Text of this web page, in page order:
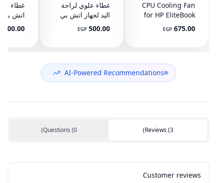
CPU Cooling Fan
for HP EliteBook
745 G3 G4, 840
G3 G4, 848 G3
DC05V 0.50A
675.00
EGP
غطاء علوي لراحة
اليد لجهاز اتش بي
مع تاتش باد
(مستعمل)
500.00
EGP
400.00
AI-Powered Recommendations
Reviews(3
)
Questions (0
)
Customer reviews